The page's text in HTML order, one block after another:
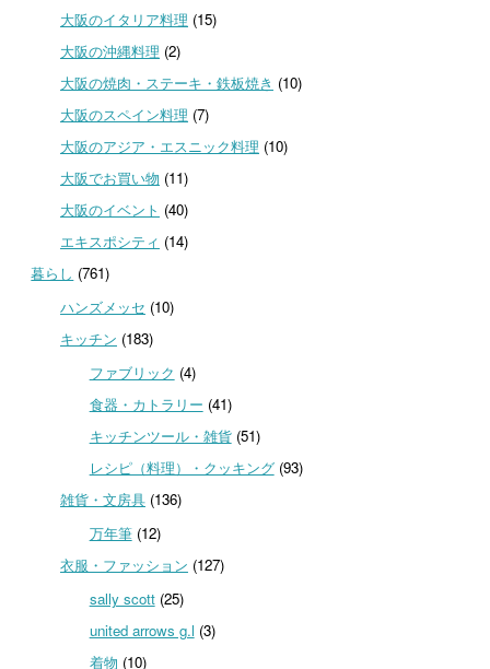
大阪のイタリア料理 (15)
大阪の沖縄料理 (2)
大阪の焼肉・ステーキ・鉄板焼き (10)
大阪のスペイン料理 (7)
大阪のアジア・エスニック料理 (10)
大阪でお買い物 (11)
大阪のイベント (40)
エキスポシティ (14)
暮らし (761)
ハンズメッセ (10)
キッチン (183)
ファブリック (4)
食器・カトラリー (41)
キッチンツール・雑貨(51)
レシピ（料理）・クッキング(93)
雑貨・文房具(136)
万年筆(12)
衣服・ファッション (127)
sally scott(25)
united arrows g.l (3)
着物 (10)